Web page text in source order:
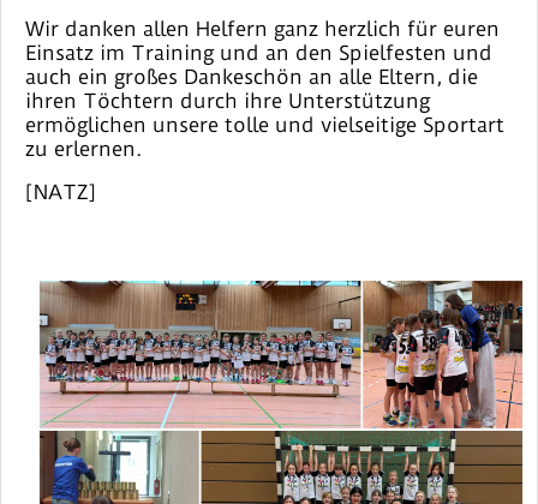
Wir danken allen Helfern ganz herzlich für euren
Einsatz im Training und an den Spielfesten und
auch ein großes Dankeschön an alle Eltern, die
ihren Töchtern durch ihre Unterstützung
ermöglichen unsere tolle und vielseitige Sportart
zu erlernen.
[NATZ]